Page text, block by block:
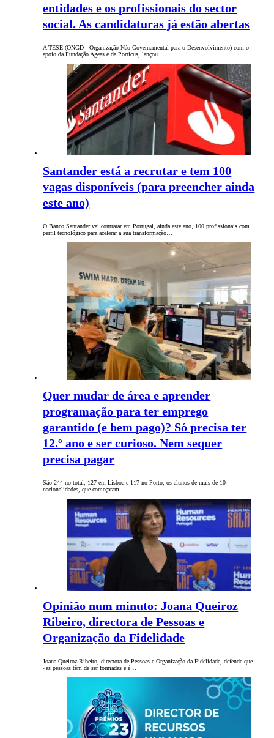
entidades e os profissionais do sector
social. As candidaturas já estão abertas
A TESE (ONGD - Organização Não Governamental para o Desenvolvimento) com o
apoio da Fundação Ageas e da Porticus, lançou…
Santander está a recrutar e tem 100
vagas disponíveis (para preencher ainda
este ano)
O Banco Santander vai contratar em Portugal, ainda este ano, 100 profissionais com
perfil tecnológico para acelerar a sua transformação…
Quer mudar de área e aprender
programação para ter emprego
garantido (e bem pago)? Só precisa ter
12.º ano e ser curioso. Nem sequer
precisa pagar
São 244 no total, 127 em Lisboa e 117 no Porto, os alunos de mais de 10
nacionalidades, que começaram…
Opinião num minuto: Joana Queiroz
Ribeiro, directora de Pessoas e
Organização da Fidelidade
Joana Queiroz Ribeiro, directora de Pessoas e Organização da Fidelidade, defende que
«as pessoas têm de ser formadas e é…